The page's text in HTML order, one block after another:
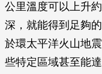
公里溫度可以上升
深，就能得到足夠
於環太平洋火山地
些特定區域甚至能